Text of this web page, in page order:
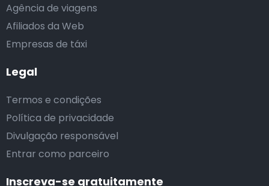
Agência de viagens
Afiliados da Web
Empresas de táxi
Legal
Termos e condições
Política de privacidade
Divulgação responsável
Entrar como parceiro
Inscreva-se gratuitamente